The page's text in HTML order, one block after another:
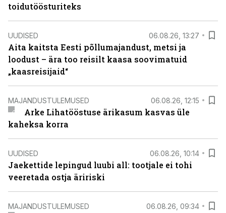
toidutöösturiteks
UUDISED 06.08.26, 13:27
Aita kaitsta Eesti põllumajandust, metsi ja
loodust – ära too reisilt kaasa soovimatuid
„kaasreisijaid“
MAJANDUSTULEMUSED 06.08.26, 12:15
Arke Lihatööstuse ärikasum kasvas üle
kaheksa korra
UUDISED 06.08.26, 10:14
Jaekettide lepingud luubi all: tootjale ei tohi
veeretada ostja äririski
MAJANDUSTULEMUSED 06.08.26, 09:34